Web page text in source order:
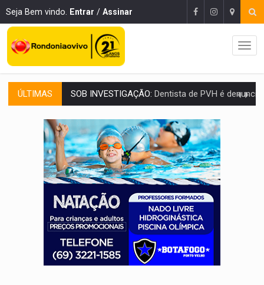
Seja Bem vindo. Entrar / Assinar
ÚLTIMAS ESQUEMA DE FRAUDES:Polícia Civil deflagra a terceira fase da
ASSESSOR FLAGRADO:Empresa e ONG que recebeu R$ 12 mi em emendas
INFLUENCIARIA ELEIÇÕES:Justiça Eleitoral manda tirar vídeo com suposta
CONEXÃO RONDONIAOVIVO:Marcio Barreto, pres. da ABAV-RO, alerta sobre golpes
DA RECICLAGEM AO SUCESSO:A trajetória de superação de
'RIO OMERÊ': MPF pede condenação do Banco do Brasil por financiar
INFRAESTRUTURA:Vilhena realiza audiência pública sobre
SEM SISTEMA: Falha afeta atendimentos na Policlínica